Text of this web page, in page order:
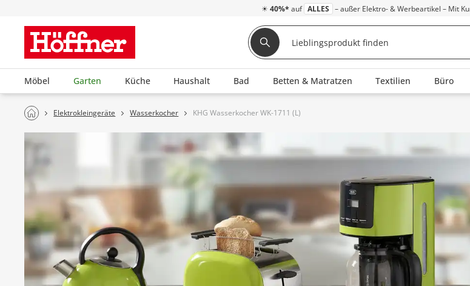
☀ 40%* auf ALLES – außer Elektro- & Werbeartikel – Mit
Möbel Garten Küche Haushalt Bad Betten & Matratzen Textilien Büro
Elektrokleingeräte Wasserkocher KHG Wasserkocher WK-1711 (L)